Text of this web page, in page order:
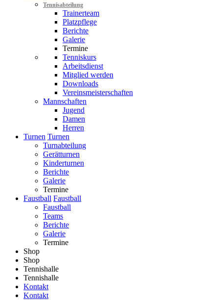
Tennisabteilung
Trainerteam
Platzpflege
Berichte
Galerie
Termine
Tenniskurs
Arbeitsdienst
Mitglied werden
Downloads
Vereinsmeisterschaften
Mannschaften
Jugend
Damen
Herren
Turnen Turnen
Turnabteilung
Gerätturnen
Kinderturnen
Berichte
Galerie
Termine
Faustball Faustball
Faustball
Teams
Berichte
Galerie
Termine
Shop
Shop
Tennishalle
Tennishalle
Kontakt
Kontakt